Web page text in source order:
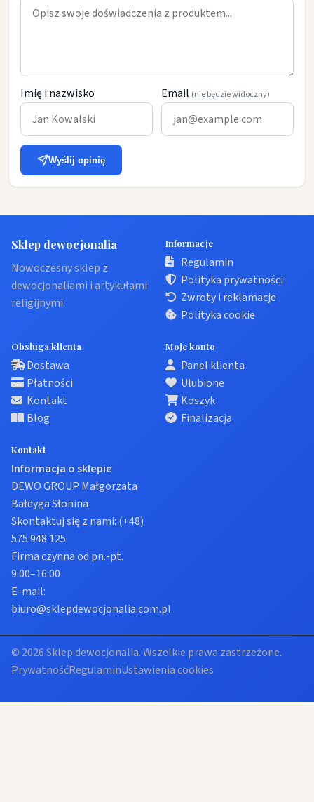
Imię i nazwisko Email (nie będzie widoczny)
Wyślij opinię
Sklep dewocjonalia
Nowoczesny sklep z
dewocjonaliami i artykułami
religijnymi.
Informacje
Regulamin
Polityka prywatności
Zwroty i reklamacje
Polityka cookie
Obsługa klienta
Dostawa
Płatności
Kontakt
Blog
Moje konto
Panel klienta
Ulubione
Koszyk
Finalizacja
Kontakt
Informacja o sklepie
DEWO GROUP Małgorzata
Bałdyga Słonina
Skontaktuj się z nami: (+48)
575 948 125
Firma czynna od pn.-pt.
9.00–16.00
E-mail:
biuro@sklepdewocjonalia.com.pl
© 2026 Sklep dewocjonalia. Wszelkie prawa zastrzeżone.
PrywatnośćRegulaminUstawienia cookies